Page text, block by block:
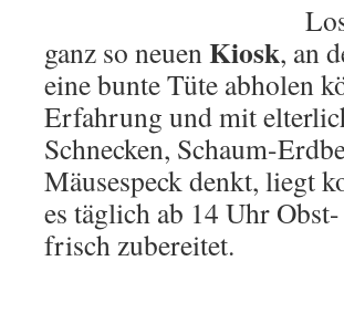
ganz so neuenKiosk, an
eine bunte Tüte abholen
Erfahrung und mit
Schnecken, Schaum-
Mäusespeck denkt, liegt
es täglich ab 14 Uhr
frisch zubereitet.